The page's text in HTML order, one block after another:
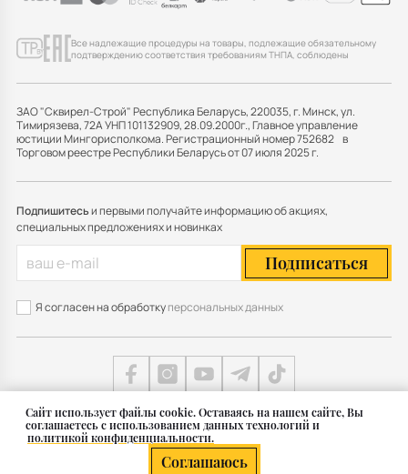
Cайт использует файлы cookie. Оставаясь на нашем сайте, Вы
соглашаетесь с использованием данных технологий и
политикой конфиденциальности.
Соглашаюсь
Все надлежащие процедуры на товары, подлежащие обязательному
подтверждению соответствия требованиям ТНПА, соблюдены
ЗАО "Сквирел-Строй" Республика Беларусь, 220035, г. Минск, ул.
Тимирязева, 72А УНП 101132909, 28.09.2000г., Главное управление
юстиции Мингорисполкома. Регистрационный номер 752682 в
Торговом реестре Республики Беларусь от 07 июля 2025 г.
Подпишитесьи первыми получайте информацию об акциях,
специальных предложениях и новинках
Подписаться
Я согласен на обработкуперсональных данных
© 2011 — 2026 Группа СКВИРЕЛ в Беларуси
Карта сайта